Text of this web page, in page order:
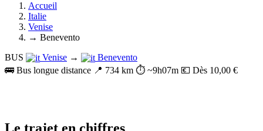
Accueil
Italie
Venise
→ Benevento
BUS
Venise →
Benevento
🚌 Bus longue distance 📍 734 km ⏱️ ~9h07m 💶 Dès 10,00 €